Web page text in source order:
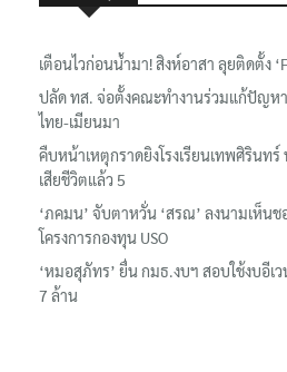
เตือนไวก่อนน้ำมา! สิงห์อาสา ลุยติดตั้ง
ปลัด ทส. จ่อตั้งคณะทำงานร่วมแก้ปัญห
ไทย-เมียนมา
คืบหน้าเหตุกราดยิงโรงเรียนเทพศิรินท
เสียชีวิตแล้ว 5
‘ภคมน’ จับตาหวั่น ‘สรณ’ ลงนามเห็น
โครงการกองทุน USO
‘หมอสุภัทร’ ยื่น กมธ.งบฯ สอบใช้งบอีเ
7 ล้าน